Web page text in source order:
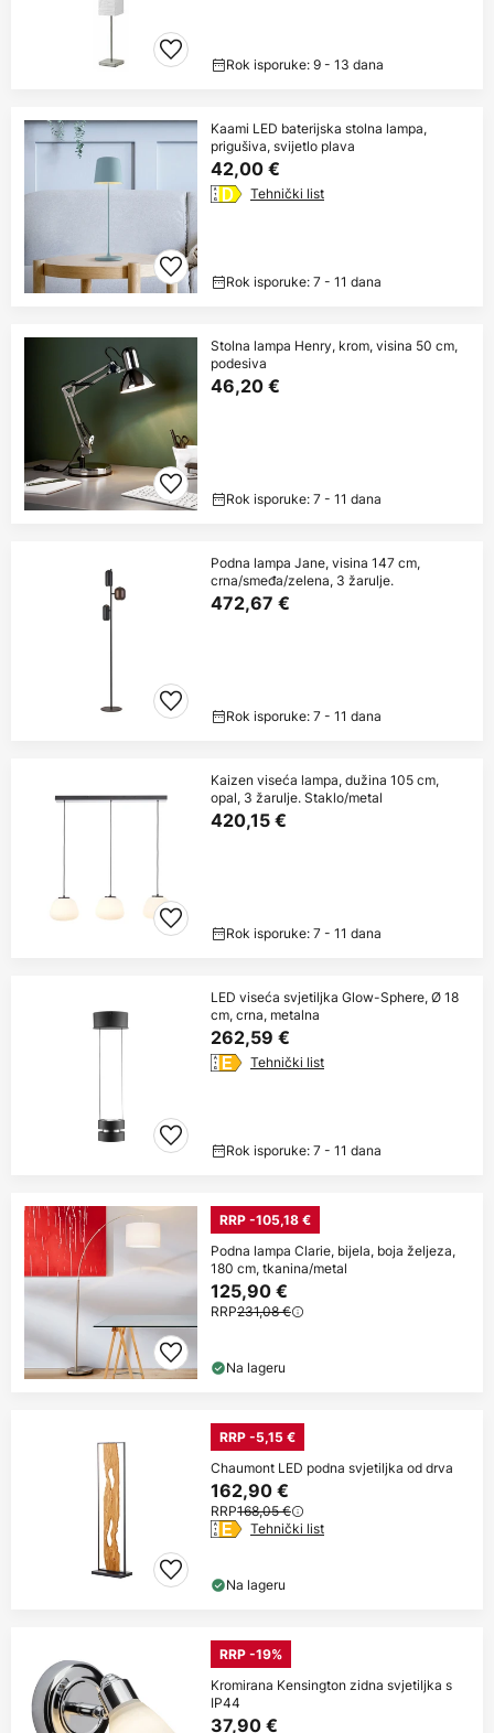
Rok isporuke: 9 - 13 dana
Kaami LED baterijska stolna lampa,
prigušiva, svijetlo plava
42,00 €
Tehnički list
Rok isporuke: 7 - 11 dana
Stolna lampa Henry, krom, visina 50 cm,
podesiva
46,20 €
Rok isporuke: 7 - 11 dana
Podna lampa Jane, visina 147 cm,
crna/smeđa/zelena, 3 žarulje.
472,67 €
Rok isporuke: 7 - 11 dana
Kaizen viseća lampa, dužina 105 cm,
opal, 3 žarulje. Staklo/metal
420,15 €
Rok isporuke: 7 - 11 dana
LED viseća svjetiljka Glow-Sphere, Ø 18
cm, crna, metalna
262,59 €
Tehnički list
Rok isporuke: 7 - 11 dana
RRP -105,18 €
Podna lampa Clarie, bijela, boja željeza,
180 cm, tkanina/metal
125,90 €
RRP231,08 €
Na lageru
RRP -5,15 €
Chaumont LED podna svjetiljka od drva
162,90 €
RRP168,05 €
Tehnički list
Na lageru
RRP -19%
Kromirana Kensington zidna svjetiljka s
IP44
37,90 €